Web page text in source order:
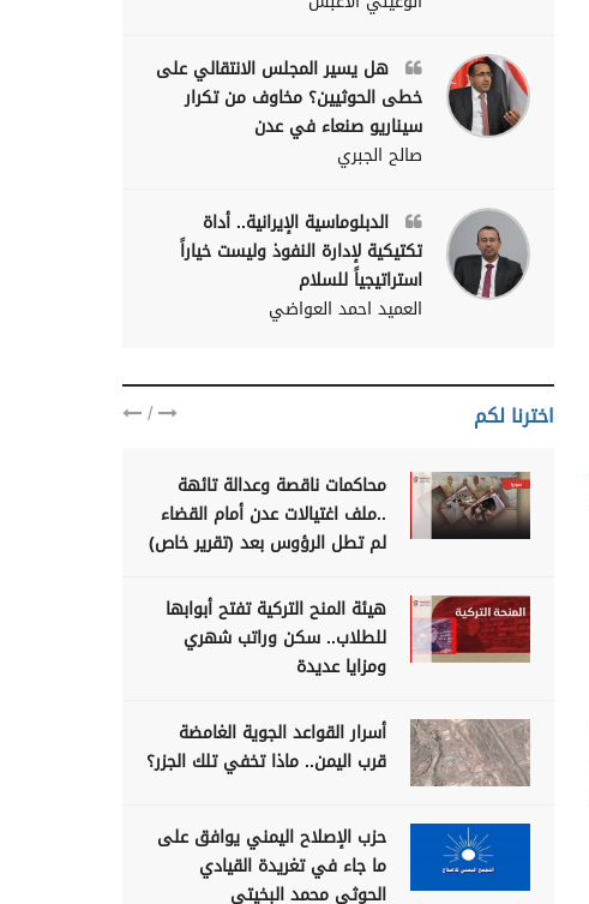
هل يسير المجلس الانتقالي على
خطى الحوثيين؟ مخاوف من تكرار
سيناريو صنعاء في عدن
صالح الجبري
الدبلوماسية الإيرانية.. أداة
تكتيكية لإدارة النفوذ وليست خياراً
استراتيجياً للسلام
العميد احمد العواضي
اخترنا لكم /
محاكمات ناقصة وعدالة تائهة
..ملف اغتيالات عدن أمام القضاء
لم تطل الرؤوس بعد (تقرير خاص)
هيئة المنح التركية تفتح أبوابها
للطلاب.. سكن وراتب شهري
ومزايا عديدة
أسرار القواعد الجوية الغامضة
قرب اليمن.. ماذا تخفي تلك الجزر؟
حزب الإصلاح اليمني يوافق على
ما جاء في تغريدة القيادي
الحوثي محمد البخيتي